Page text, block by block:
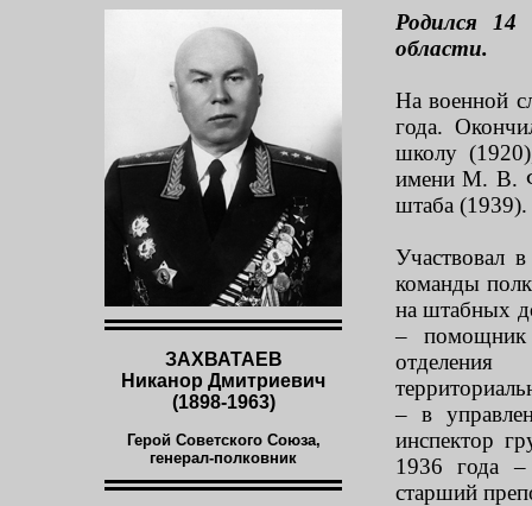
ЗАХВАТАЕВ
Никанор Дмитриевич
(1898-1963)
Герой Советского Союза,
генерал-полковник
Родился 14
области.
На военной
года.
школу
имени М. В.
штаба (1939).
Участвовал
команды
на штабных
– помощник
– в
инспектор
1936 года –
старший